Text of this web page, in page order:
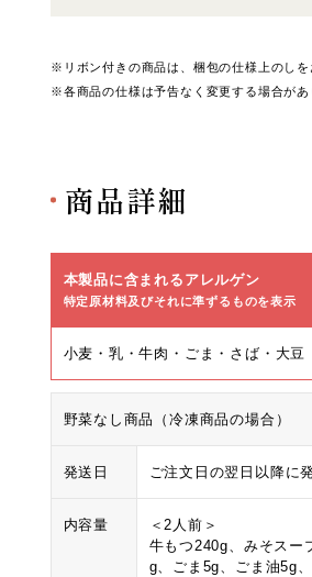
※リボン付きの商品は、梱包の仕様上のしを
※各商品の仕様は予告なく変更する場合があ
商品詳細
本製品に含まれるアレルゲン
特定原材料及びそれに準ずるものを表示
小麦・乳・牛肉・ごま・さば・大豆
野菜なし商品（冷凍商品の場合）
発送日 ご注文日の翌日以降に
内容量
＜2人前＞
牛もつ240g、みそスー
g、ごま5g、ごま油5g